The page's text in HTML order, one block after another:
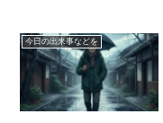
今日の出来事などを